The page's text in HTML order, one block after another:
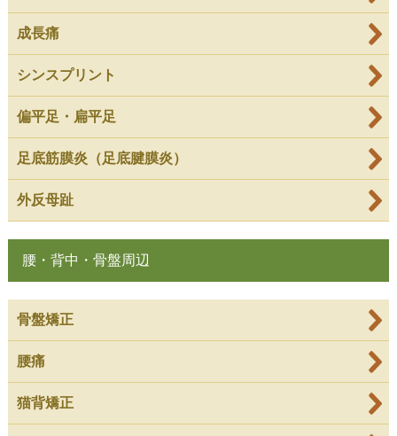
成長痛
シンスプリント
偏平足・扁平足
足底筋膜炎（足底腱膜炎）
外反母趾
腰・背中・骨盤周辺
骨盤矯正
腰痛
猫背矯正